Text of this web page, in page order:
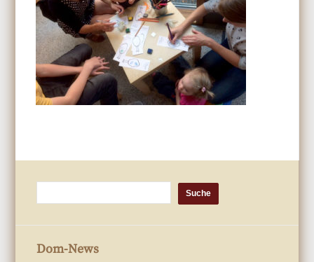
Dom-News